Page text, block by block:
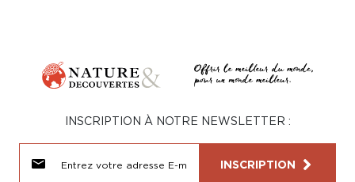
INSCRIPTION À NOTRE NEWSLETTER :
INSCRIPTION